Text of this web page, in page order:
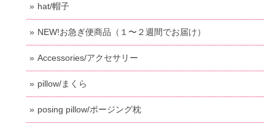
hat/帽子
NEW!お急ぎ便商品（１〜２週間でお届け）
Accessories/アクセサリー
pillow/まくら
posing pillow/ポージング枕